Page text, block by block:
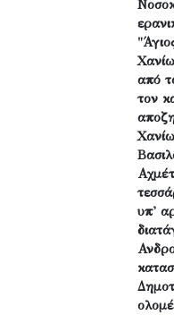
από
τον
υπ'